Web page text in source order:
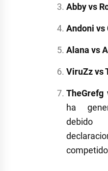
Abby vs
Andoni vs
Alana vs
ViruZz vs
TheGrefg
ha